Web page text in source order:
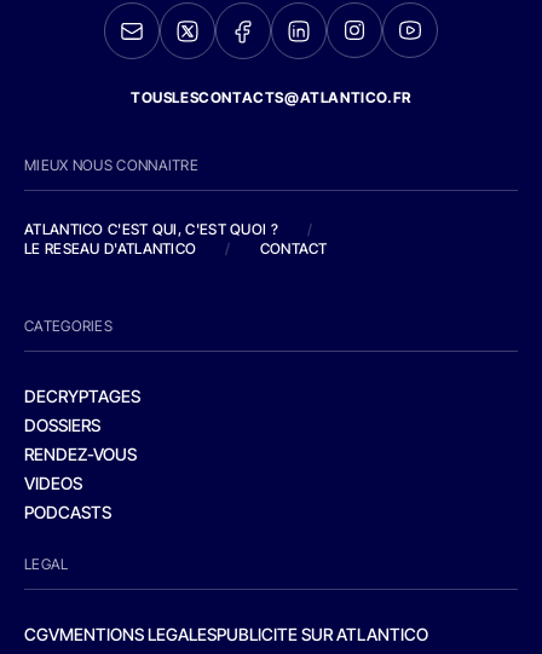
TOUSLESCONTACTS@ATLANTICO.FR
MIEUX NOUS CONNAITRE
ATLANTICO C'EST QUI, C'EST QUOI ?
/
LE RESEAU D'ATLANTICO
/ CONTACT
CATEGORIES
DECRYPTAGES
DOSSIERS
RENDEZ-VOUS
VIDEOS
PODCASTS
LEGAL
CGVMENTIONS LEGALESPUBLICITE SUR ATLANTICO